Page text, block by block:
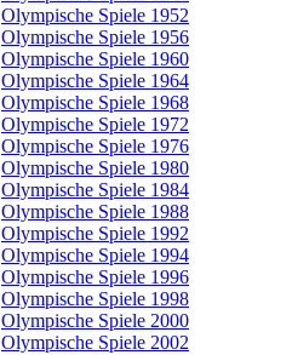
Olympische Spiele 1952
Olympische Spiele 1956
Olympische Spiele 1960
Olympische Spiele 1964
Olympische Spiele 1968
Olympische Spiele 1972
Olympische Spiele 1976
Olympische Spiele 1980
Olympische Spiele 1984
Olympische Spiele 1988
Olympische Spiele 1992
Olympische Spiele 1994
Olympische Spiele 1996
Olympische Spiele 1998
Olympische Spiele 2000
Olympische Spiele 2002